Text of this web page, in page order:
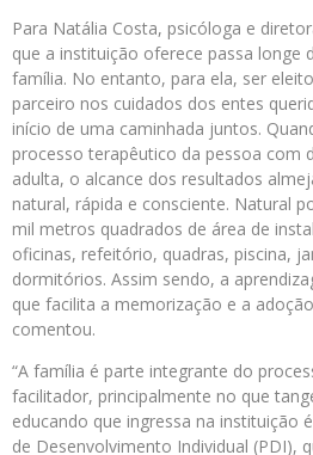
Para Natália Costa, psicóloga e
que a instituição oferece passa longe
família. No entanto, para ela, ser
parceiro nos cuidados dos entes
início de uma caminhada juntos.
processo terapêutico da pessoa com
adulta, o alcance dos resultados
natural, rápida e consciente. Natural
mil metros quadrados de área de
oficinas, refeitório, quadras, piscina,
dormitórios. Assim sendo, a
que facilita a memorização e a
comentou.
“A família é parte integrante do
facilitador, principalmente no que
educando que ingressa na instituição
de Desenvolvimento Individual (PDI),